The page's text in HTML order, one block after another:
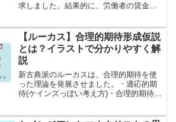
求しました。結果的に、労働者の賃金は
きます。賃金を高くする1970年代のアメ
リカでは、労働組...
【ルーカス】合理的期待形成仮説
とは？イラストで分かりやすく解
説
新古典派のルーカスは、合理的期待を使
った理論を発展させました。・適応的期
待(ケインズっぽい考え方)・合理的期待